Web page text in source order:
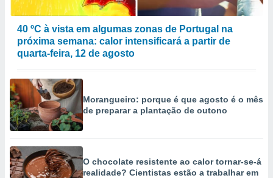
medir
da
os
de
ou
de dados
fontes,
e melhorar
dados
40 ºC à vista em algumas zonas de Portugal na
próxima semana: calor intensificará a partir de
quarta-feira, 12 de agosto
Morangueiro: porque é que agosto é o mês
de preparar a plantação de outono
O chocolate resistente ao calor tornar-se-á
realidade? Cientistas estão a trabalhar em